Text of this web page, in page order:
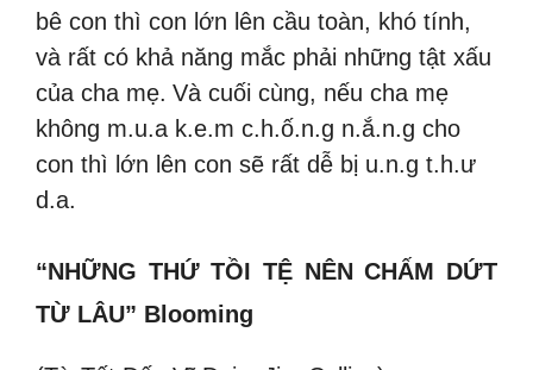
bê con thì con lớn lên cầu toàn, khó tính,
và rất có khả năng mắc phải những tật xấu
của cha mẹ. Và cuối cùng, nếu cha mẹ
không m.u.a k.e.m c.h.ố.n.g n.ắ.n.g cho
con thì lớn lên con sẽ rất dễ bị u.n.g t.h.ư
d.a.
“NHỮNG THỨ TỒI TỆ NÊN CHẤM DỨT
TỪ LÂU” Blooming